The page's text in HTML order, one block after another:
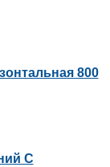
800
С